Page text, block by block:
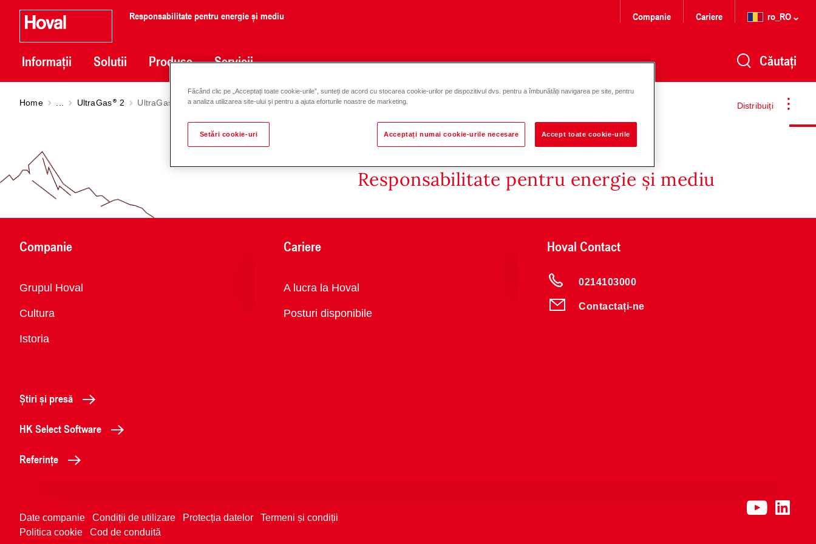
Responsabilitate pentru energie și mediu
Informații Solutii Produse Servicii
Companie Cariere ro_RO
Căutați
Distribuiți
Home UltraGas 2 UltraGas 2 (125-500)
Responsabilitate pentru energie și mediu
Companie
Vedere
Grupul Hoval
Cultura
Istoria
Cariere
Vedere
A lucra la Hoval
Posturi disponibile
Hoval Contact
0214103000
Contactați-ne
Știri și presă
HK Select Software
Referințe
Date companie Condiții de utilizare Protecția datelor
Termeni și condiții
Politica cookie
Cod de conduită
Făcând clic pe „Acceptați toate cookie-urile”, sunteți de acord cu stocarea cookie-urilor pe dispozitivul dvs. pentru a îmbunătăți navigarea pe site, pentru
a analiza utilizarea site-ului și pentru a ajuta eforturile noastre de marketing.
Setări cookie-uri Acceptați numai cookie-urile necesare Accept toate cookie-urile